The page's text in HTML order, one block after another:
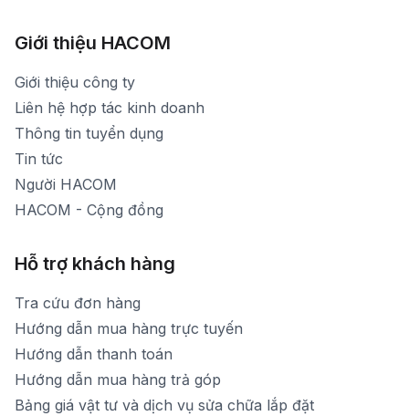
Thời gian mở cửa: Từ 8h30-19h hàng ngày
Xem bản đồ đường đi
1900 1903 (máy lẻ 159) -(028)73000322
1900 1903 (máy lẻ 160)
[email protected]
Thời gian mở cửa: Từ 8h30-20h hàng ngày
Giới thiệu HACOM
Giới thiệu công ty
Liên hệ hợp tác kinh doanh
Thông tin tuyển dụng
Tin tức
Người HACOM
HACOM - Cộng đồng
Hỗ trợ khách hàng
Tra cứu đơn hàng
Hướng dẫn mua hàng trực tuyến
Hướng dẫn thanh toán
Hướng dẫn mua hàng trả góp
Bảng giá vật tư và dịch vụ sửa chữa lắp đặt